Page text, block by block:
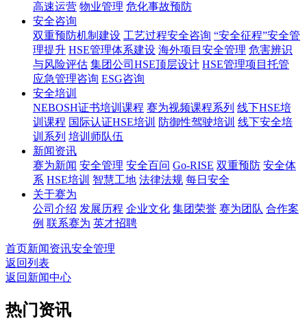
高速运营 物业管理 危化事故预防
安全咨询
双重预防机制建设 工艺过程安全咨询 “安全征程”安全管
理提升 HSE管理体系建设 海外项目安全管理 危害辨识
与风险评估 集团公司HSE顶层设计 HSE管理项目托管
应急管理咨询 ESG咨询
安全培训
NEBOSH证书培训课程 赛为视频课程系列 线下HSE培
训课程 国际认证HSE培训 防御性驾驶培训 线下安全培
训系列 培训师队伍
新闻资讯
赛为新闻 安全管理 安全百问 Go-RISE 双重预防 安全体
系 HSE培训 智慧工地 法律法规 每日安全
关于赛为
公司介绍 发展历程 企业文化 集团荣誉 赛为团队 合作案
例 联系赛为 英才招聘
首页新闻资讯安全管理
返回列表
返回新闻中心
热门资讯